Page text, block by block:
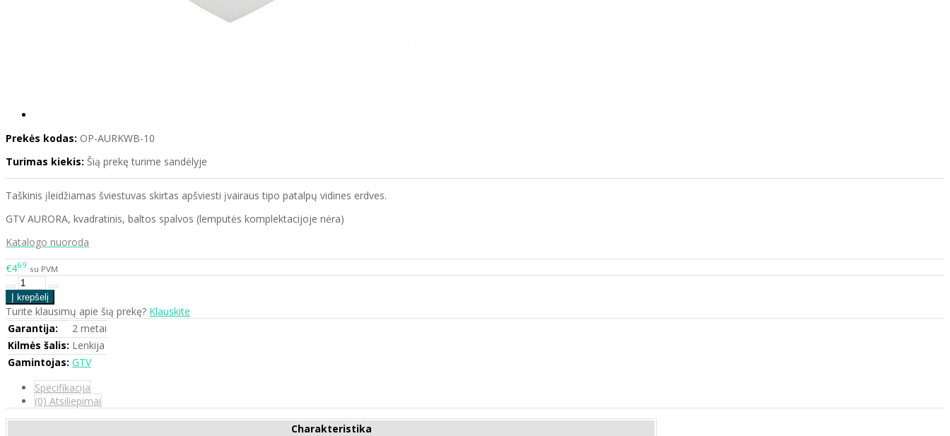
Prekės kodas: OP-AURKWB-10
Turimas kiekis: Šią prekę turime sandėlyje
Taškinis įleidžiamas šviestuvas skirtas apšviesti įvairaus tipo patalpų vidines erdves.
GTV AURORA, kvadratinis, baltos spalvos (lemputės komplektacijoje nėra)
Katalogo nuoroda
€469 su PVM
Turite klausimų apie šią prekę? Klauskite
Garantija:
2 metai
Kilmės šalis: Lenkija
Gamintojas: GTV
Specifikacija
(0) Atsiliepimai
Charakteristika